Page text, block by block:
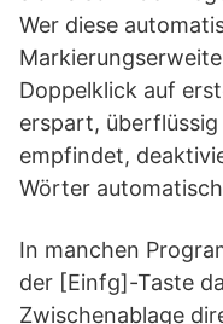
Wer diese
Doppelklick auf
erspart,
empfindet,
Wörter
In manchen
der [Einfg]-Taste
Zwischenablage